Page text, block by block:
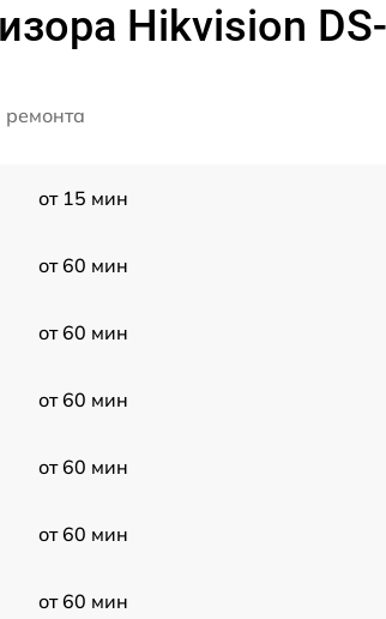
Hikvision
от 15 мин
от 60 мин
от 60 мин
от 60 мин
от 60 мин
от 60 мин
от 60 мин